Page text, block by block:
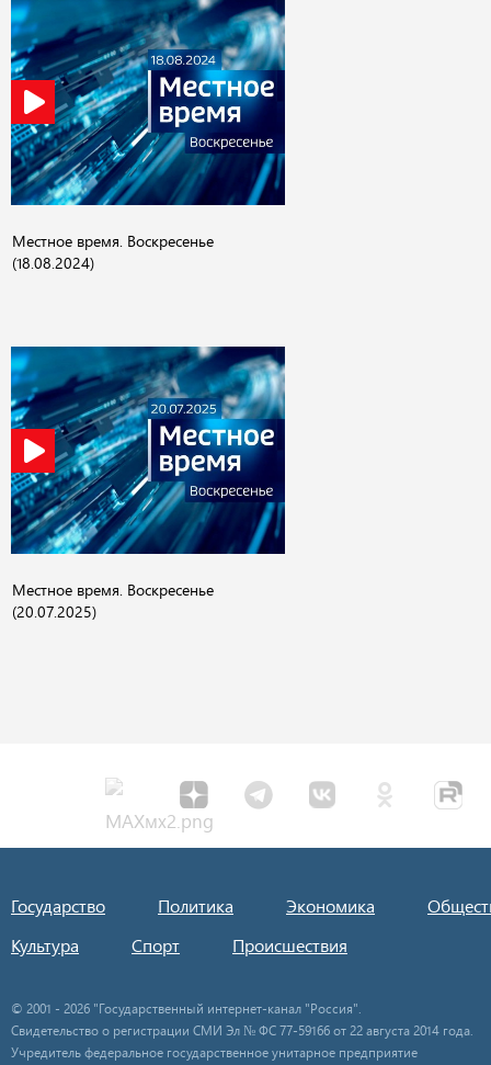
Местное время. Воскресенье
(18.08.2024)
Местное время. Воскресенье
(20.07.2025)
Государство Политика Экономика
Культура
Спорт Происшествия
© 2001 - 2026 "Государственный интернет-канал "Россия".
Свидетельство о регистрации СМИ Эл № ФС 77-59166 от 22 августа 2014 года.
Учредитель федеральное государственное унитарное предприятие